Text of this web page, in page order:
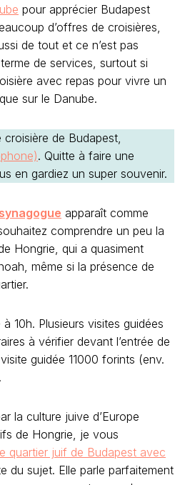
pour apprécier Budapest
d’offres de croisières,
de tout et ce n’est pas
de services, surtout si
avec repas pour vivre un
sur le Danube.
croisière de Budapest,
. Quitte à faire une
en gardiez un super souvenir.
apparaît comme
comprendre un peu la
Hongrie, qui a quasiment
même si la présence de
10h. Plusieurs visites guidées
à vérifier devant l’entrée de
guidée 11000 forints (env.
la culture juive d’Europe
de Hongrie, je vous
quartier juif de Budapest avec
du sujet. Elle parle parfaitement